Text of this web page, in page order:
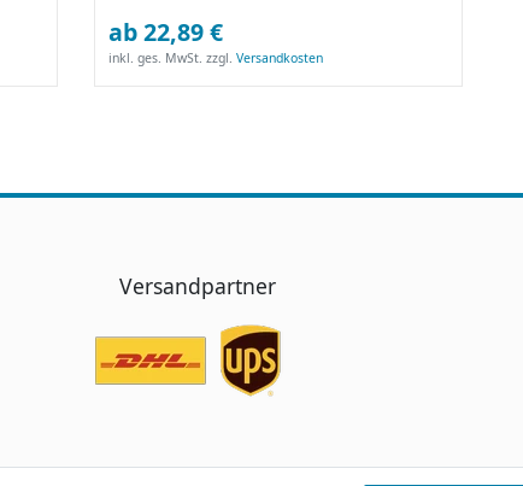
ab 22,89 €
inkl. ges. MwSt. zzgl.Versandkosten
Versandpartner